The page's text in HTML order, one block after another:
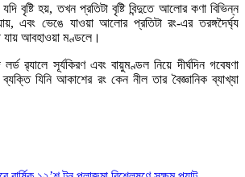
বৃষ্টি হয়, তখন প্রতিটা বৃষ্টি বিন্দুতে আলোর কণা বিভিন্ন
এবং ভেঙে যাওয়া আলোর প্রতিটা রং-এর তরঙ্গদৈর্ঘ্য
যায় আবহাওয়া মণ্ডলে।
লর্ড র‍্যালে সূর্যকিরণ এবং বায়ুমণ্ডল নিয়ে দীর্ঘদিন গবেষণা
যিনি আকাশের রং কেন নীল তার বৈজ্ঞানিক ব্যাখ্যা